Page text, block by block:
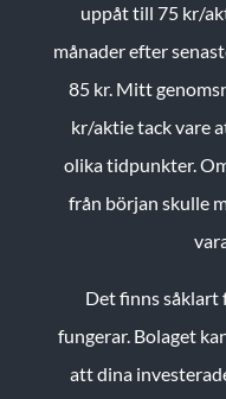
uppåt till 75 kr/
månader efter
85 kr. Mitt
kr/aktie tack vare
olika tidpunkter.
från början skulle
Det finns såklart
fungerar. Bolaget
att dina